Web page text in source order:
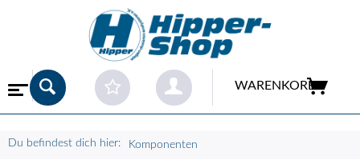
WARENKORB
Du befindest dich hier: Komponenten